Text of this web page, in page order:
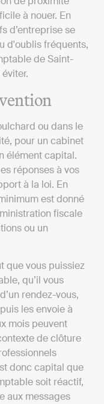
à nouer. En
d’entreprise se
d'oublis fréquents,
de Saint-
ou dans le
pour un cabinet
élément capital.
réponses à vos
à la loi. En
est donné
fiscale
ou un
que vous puissiez
qu’il vous
rendez-vous,
les envoie à
mois peuvent
de clôture
donc capital que
soit réactif,
aux messages